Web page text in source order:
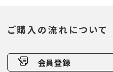
ご購入の流れについて
会員登録